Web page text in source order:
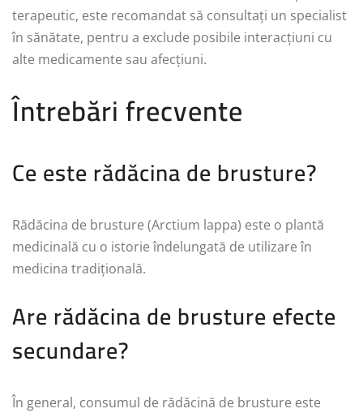
terapeutic, este recomandat să consultați un specialist
în sănătate, pentru a exclude posibile interacțiuni cu
alte medicamente sau afecțiuni.
Întrebări frecvente
Ce este rădăcina de brusture?
Rădăcina de brusture (Arctium lappa) este o plantă
medicinală cu o istorie îndelungată de utilizare în
medicina tradițională.
Are rădăcina de brusture efecte
secundare?
În general, consumul de rădăcină de brusture este